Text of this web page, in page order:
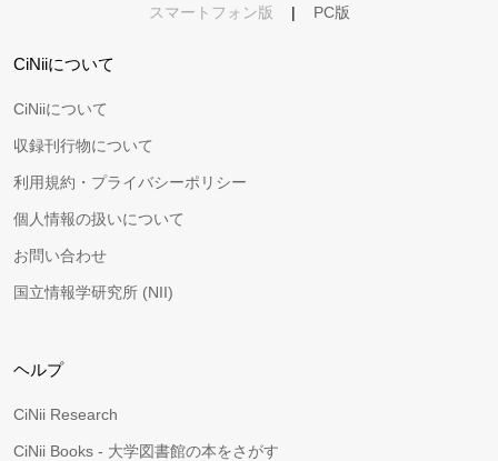
スマートフォン版 | PC版
CiNiiについて
CiNiiについて
収録刊行物について
利用規約・プライバシーポリシー
個人情報の扱いについて
お問い合わせ
国立情報学研究所 (NII)
ヘルプ
CiNii Research
CiNii Books - 大学図書館の本をさがす